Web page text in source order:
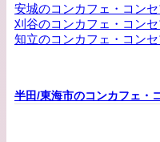
安城のコンカフェ・コン
刈谷のコンカフェ・コン
知立のコンカフェ・コン
半田/東海市のコンカフェ・